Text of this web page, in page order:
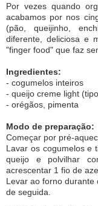
Por vezes quando
acabamos por nos
(pão, queijinho,
diferente, deliciosa e
"finger food" que faz
Ingredientes:
- cogumelos inteiros
- queijo creme light
- orégãos, pimenta
Modo de preparação:
Começar por pré-
Lavar os cogumelos e
queijo e polvilhar
acrescentar 1 fio de
Levar ao forno durante
de seguida.